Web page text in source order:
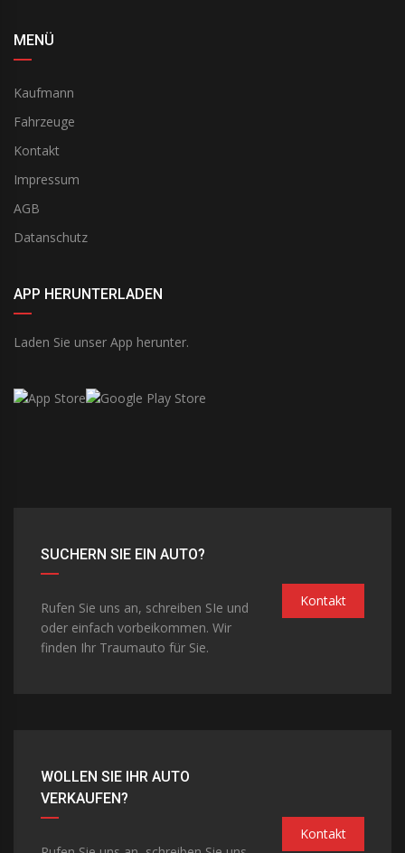
MENÜ
Kaufmann
Fahrzeuge
Kontakt
Impressum
AGB
Datanschutz
APP HERUNTERLADEN
Laden Sie unser App herunter.
SUCHERN SIE EIN AUTO?
Rufen Sie uns an, schreiben SIe und
oder einfach vorbeikommen. Wir
finden Ihr Traumauto für Sie.
Kontakt
WOLLEN SIE IHR AUTO
VERKAUFEN?
Kontakt